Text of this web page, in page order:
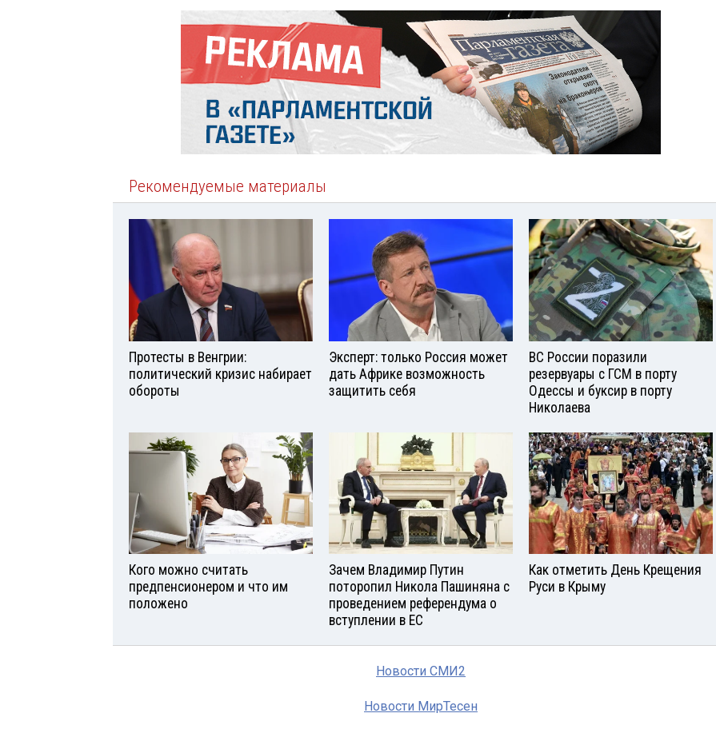
Рекомендуемые материалы
Протесты в Венгрии:
политический кризис набирает
обороты
Эксперт: только Россия может
дать Африке возможность
защитить себя
ВС России поразили
резервуары с ГСМ в порту
Одессы и буксир в порту
Николаева
Кого можно считать
предпенсионером и что им
положено
Зачем Владимир Путин
поторопил Никола Пашиняна с
проведением референдума о
вступлении в ЕС
Как отметить День Крещения
Руси в Крыму
Новости СМИ2
Новости МирТесен